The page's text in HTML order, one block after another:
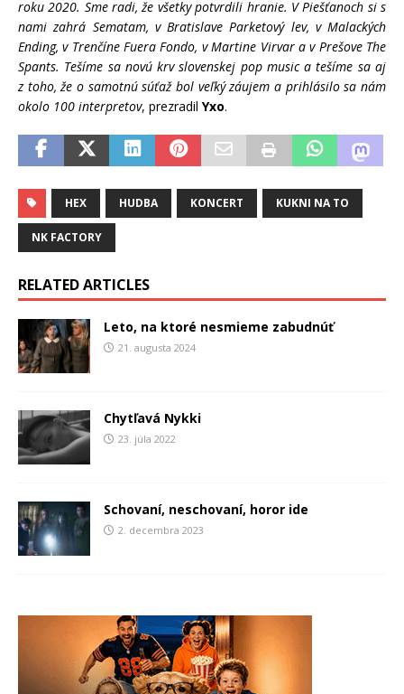
roku 2020. Sme radi, že všetky potvrdili hranie. V Piešťanoch si s
nami zahrá Sematam, v Bratislave Parketový lev, v Malackých
Ending, v Trenčíne Fuera Fondo, v Martine Virvar a v Prešove The
Spants. Tešíme sa novú krv slovenskej pop music a tešíme sa aj
z toho, že o samotnú súťaž bol veľký záujem a prihlásilo sa nám
okolo 100 interpretov, prezradil Yxo.
HEX HUDBA KONCERT KUKNI NA TO
NK FACTORY
RELATED ARTICLES
Leto, na ktoré nesmieme zabudnúť
21. augusta 2024
Chytľavá Nykki
23. júla 2022
Schovaní, neschovaní, horor ide
2. decembra 2023